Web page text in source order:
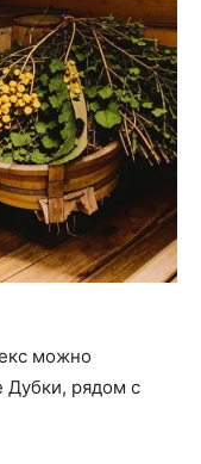
можно
Дубки, рядом с